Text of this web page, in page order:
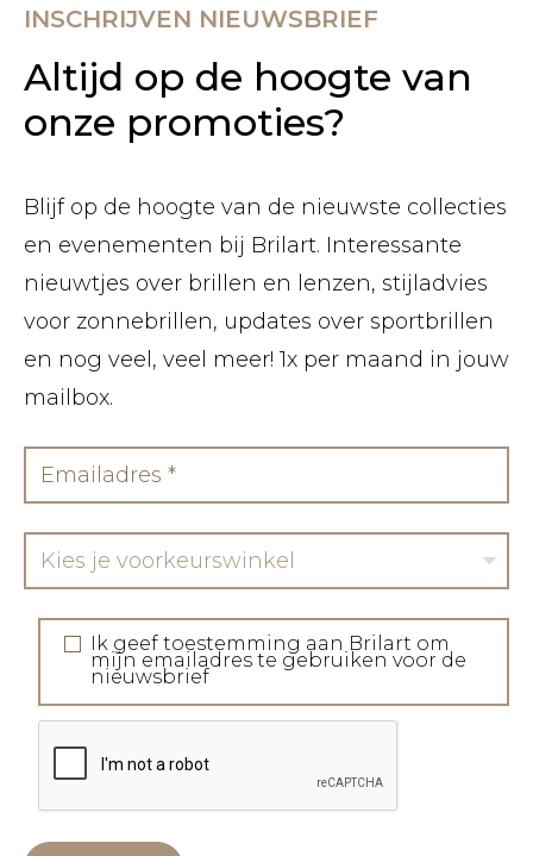
INSCHRIJVEN NIEUWSBRIEF
Altijd op de hoogte van
onze promoties?
Blijf op de hoogte van de nieuwste collecties
en evenementen bij Brilart. Interessante
nieuwtjes over brillen en lenzen, stijladvies
voor zonnebrillen, updates over sportbrillen
en nog veel, veel meer! 1x per maand in jouw
mailbox.
Kies je voorkeurswinkel
Ik geef toestemming aan Brilart om
mijn emailadres te gebruiken voor de
nieuwsbrief